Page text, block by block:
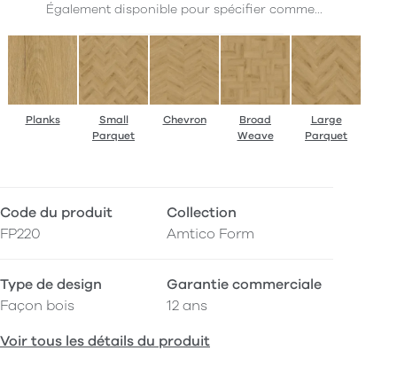
Également disponible pour spécifier comme...
Planks
Small
Parquet
Chevron
Broad
Weave
Large
Parquet
Code du produit
FP220
Collection
Amtico Form
Type de design
Façon bois
Garantie commerciale
12 ans
Voir tous les détails du produit